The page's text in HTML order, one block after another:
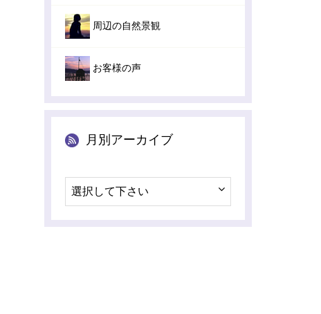
周辺の自然景観
お客様の声
月別アーカイブ
選択して下さい